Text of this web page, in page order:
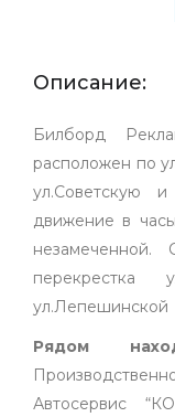
Описание:
Билборд
расположен по
ул.Советскую
движение в
перекрестка
ул.Лепешинской
Рядом
Автосервис